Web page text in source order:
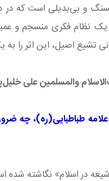
و بی‌بدیلی است که
نظام فکری منسجم و
تشیع اصیل، این اثر
والمسلمین علی
علامه طباطبایی(ره)، چه
در اسلام» نگاشته